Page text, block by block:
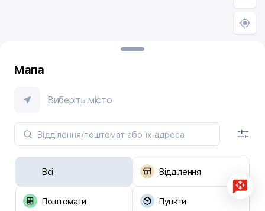
Мапа
Виберіть місто
Всі Відділення
Поштомати Пункти